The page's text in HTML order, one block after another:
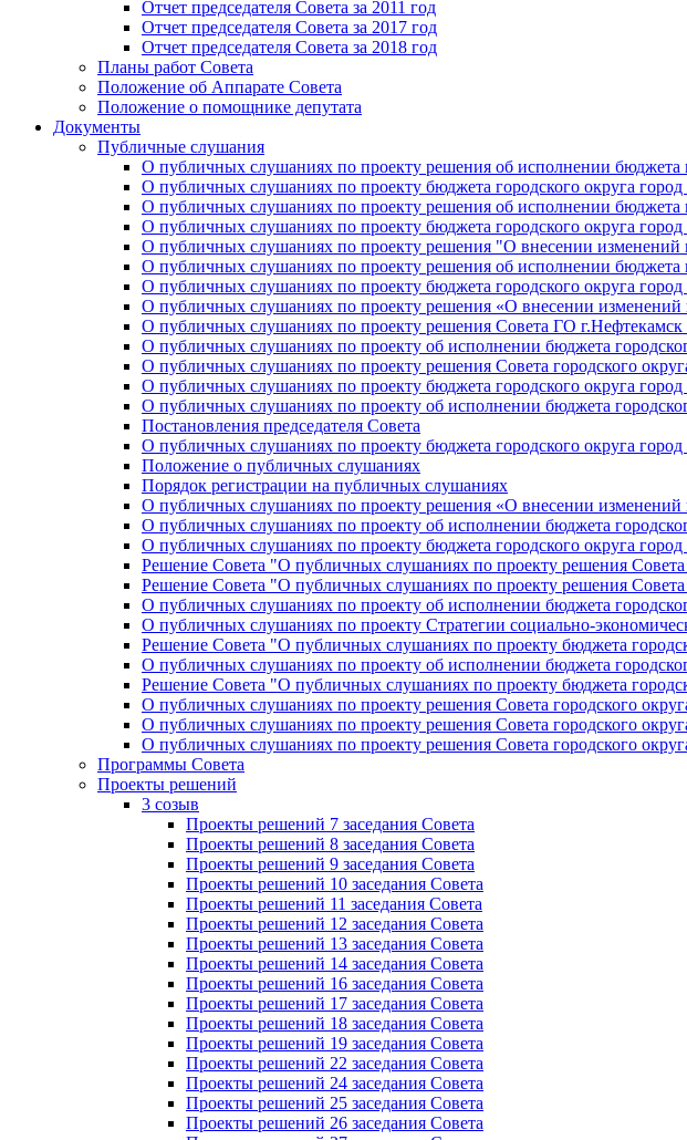
Отчет председателя Совета за 2011 год
Отчет председателя Совета за 2017 год
Отчет председателя Совета за 2018 год
Планы работ Совета
Положение об Аппарате Совета
Положение о помощнике депутата
Документы
Публичные слушания
О публичных слушаниях по проекту решения об исполнении бюджета
О публичных слушаниях по проекту бюджета городского округа
О публичных слушаниях по проекту решения об исполнении бюджета
О публичных слушаниях по проекту бюджета городского округа
О публичных слушаниях по проекту решения "О внесении изменений
О публичных слушаниях по проекту решения об исполнении бюджета
О публичных слушаниях по проекту бюджета городского округа
О публичных слушаниях по проекту решения «О внесении изменений
О публичных слушаниях по проекту решения Совета ГО г.Нефтекамск
О публичных слушаниях по проекту об исполнении бюджета
О публичных слушаниях по проекту решения Совета городского
О публичных слушаниях по проекту бюджета городского округа
О публичных слушаниях по проекту об исполнении бюджета
Постановления председателя Совета
О публичных слушаниях по проекту бюджета городского округа
Положение о публичных слушаниях
Порядок регистрации на публичных слушаниях
О публичных слушаниях по проекту решения «О внесении изменений
О публичных слушаниях по проекту об исполнении бюджета
О публичных слушаниях по проекту бюджета городского округа
Решение Совета "О публичных слушаниях по проекту решения
Решение Совета "О публичных слушаниях по проекту решения
О публичных слушаниях по проекту об исполнении бюджета
О публичных слушаниях по проекту Стратегии социально-
Решение Совета "О публичных слушаниях по проекту бюджета
О публичных слушаниях по проекту об исполнении бюджета
Решение Совета "О публичных слушаниях по проекту бюджета
О публичных слушаниях по проекту решения Совета городского
О публичных слушаниях по проекту решения Совета городского
О публичных слушаниях по проекту решения Совета городского
Программы Совета
Проекты решений
3 созыв
Проекты решений 7 заседания Совета
Проекты решений 8 заседания Совета
Проекты решений 9 заседания Совета
Проекты решений 10 заседания Совета
Проекты решений 11 заседания Совета
Проекты решений 12 заседания Совета
Проекты решений 13 заседания Совета
Проекты решений 14 заседания Совета
Проекты решений 16 заседания Совета
Проекты решений 17 заседания Совета
Проекты решений 18 заседания Совета
Проекты решений 19 заседания Совета
Проекты решений 22 заседания Совета
Проекты решений 24 заседания Совета
Проекты решений 25 заседания Совета
Проекты решений 26 заседания Совета